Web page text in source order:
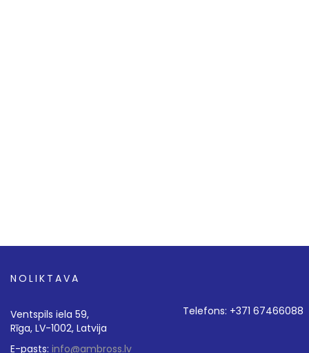
NOLIKTAVA
Ventspils iela 59,
Rīga, LV-1002, Latvija
E-pasts: info@ambross.lv
Telefons: +371 67466088